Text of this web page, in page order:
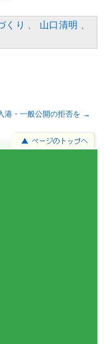
くり 山口清明
港・一般公開の拒否を →